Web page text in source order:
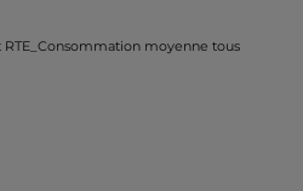
RTE_Consommation moyenne tous